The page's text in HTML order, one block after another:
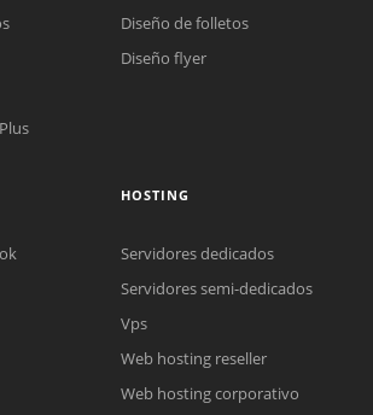
Diseño de folletos
Diseño flyer
HOSTING
Servidores dedicados
Servidores semi-dedicados
Vps
Web hosting reseller
Web hosting corporativo